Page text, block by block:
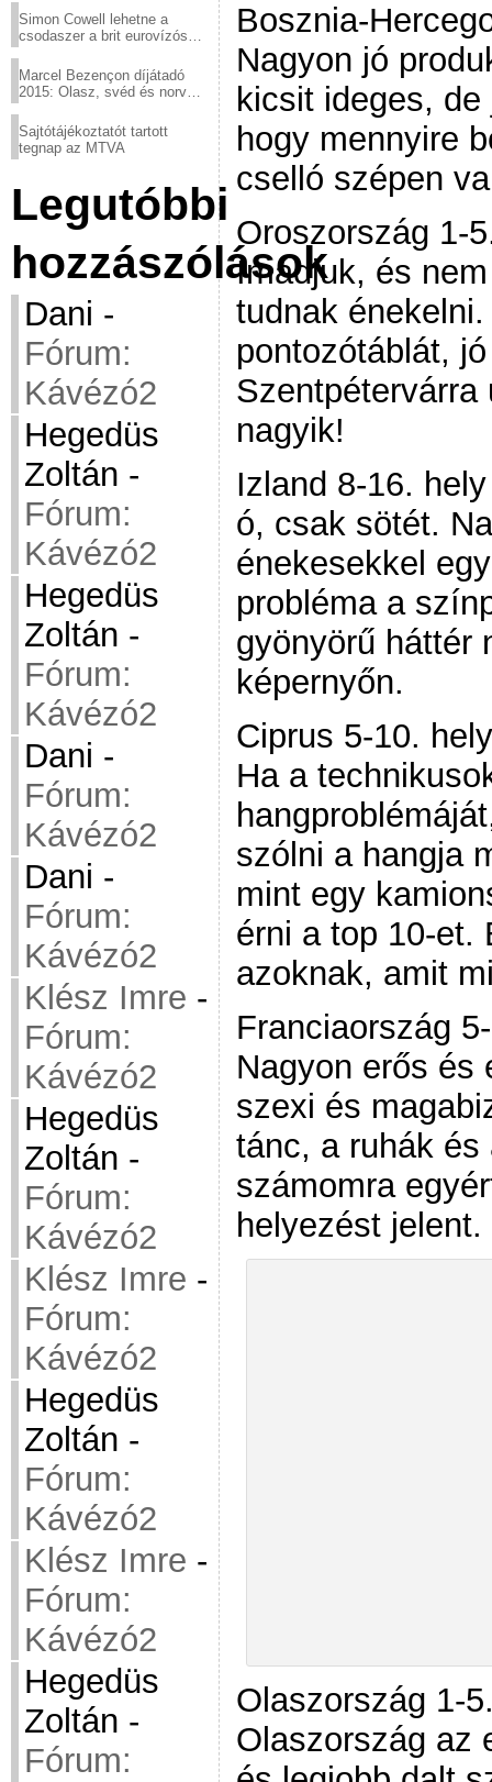
Simon Cowell lehetne a
csodaszer a brit eurovízós
Marcel Bezençon díjátadó
2015: Olasz, svéd és norvég
Sajtótájékoztatót tartott
tegnap az MTVA
Legutóbbi
hozzászólások
Dani -
Fórum:
Kávézó2
Hegedüs
Zoltán -
Fórum:
Kávézó2
Hegedüs
Zoltán -
Fórum:
Kávézó2
Dani -
Fórum:
Kávézó2
Dani -
Fórum:
Kávézó2
Klész Imre -
Fórum:
Kávézó2
Hegedüs
Zoltán -
Fórum:
Kávézó2
Klész Imre -
Fórum:
Kávézó2
Hegedüs
Zoltán -
Fórum:
Kávézó2
Klész Imre -
Fórum:
Kávézó2
Hegedüs
Zoltán -
Fórum:
Bosznia-
Nagyon jó
kicsit ideges,
hogy mennyire
cselló szépen
Oroszország 1-
Imádjuk, és
tudnak
pontozótáblát,
nagyik!
Izland 8-16. hely
ó, csak sötét.
énekesekkel
probléma a
gyönyörű háttér
képernyőn.
Ciprus 5-10. hely
Ha a
szólni a hangja
mint egy
érni a top 10-et.
azoknak, amit
Franciaország
Nagyon erős és
szexi és
tánc, a ruhák
számomra
helyezést jelent.
Olaszország 1-
Olaszország az